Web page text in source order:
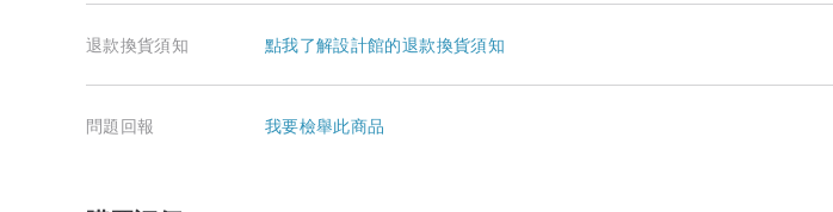
退款換貨須知 點我了解設計館的退款換貨須知
問題回報 我要檢舉此商品